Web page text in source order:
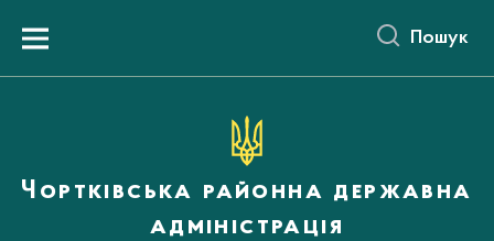
вмістуMenu Пошук
Чортківська районна державна
адміністрація